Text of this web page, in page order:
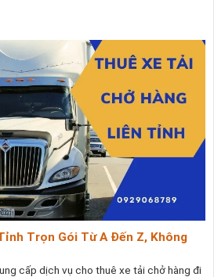
Trọn Gói Từ A Đến Z, Không
cấp dịch vụ cho thuê xe tải chở hàng đi